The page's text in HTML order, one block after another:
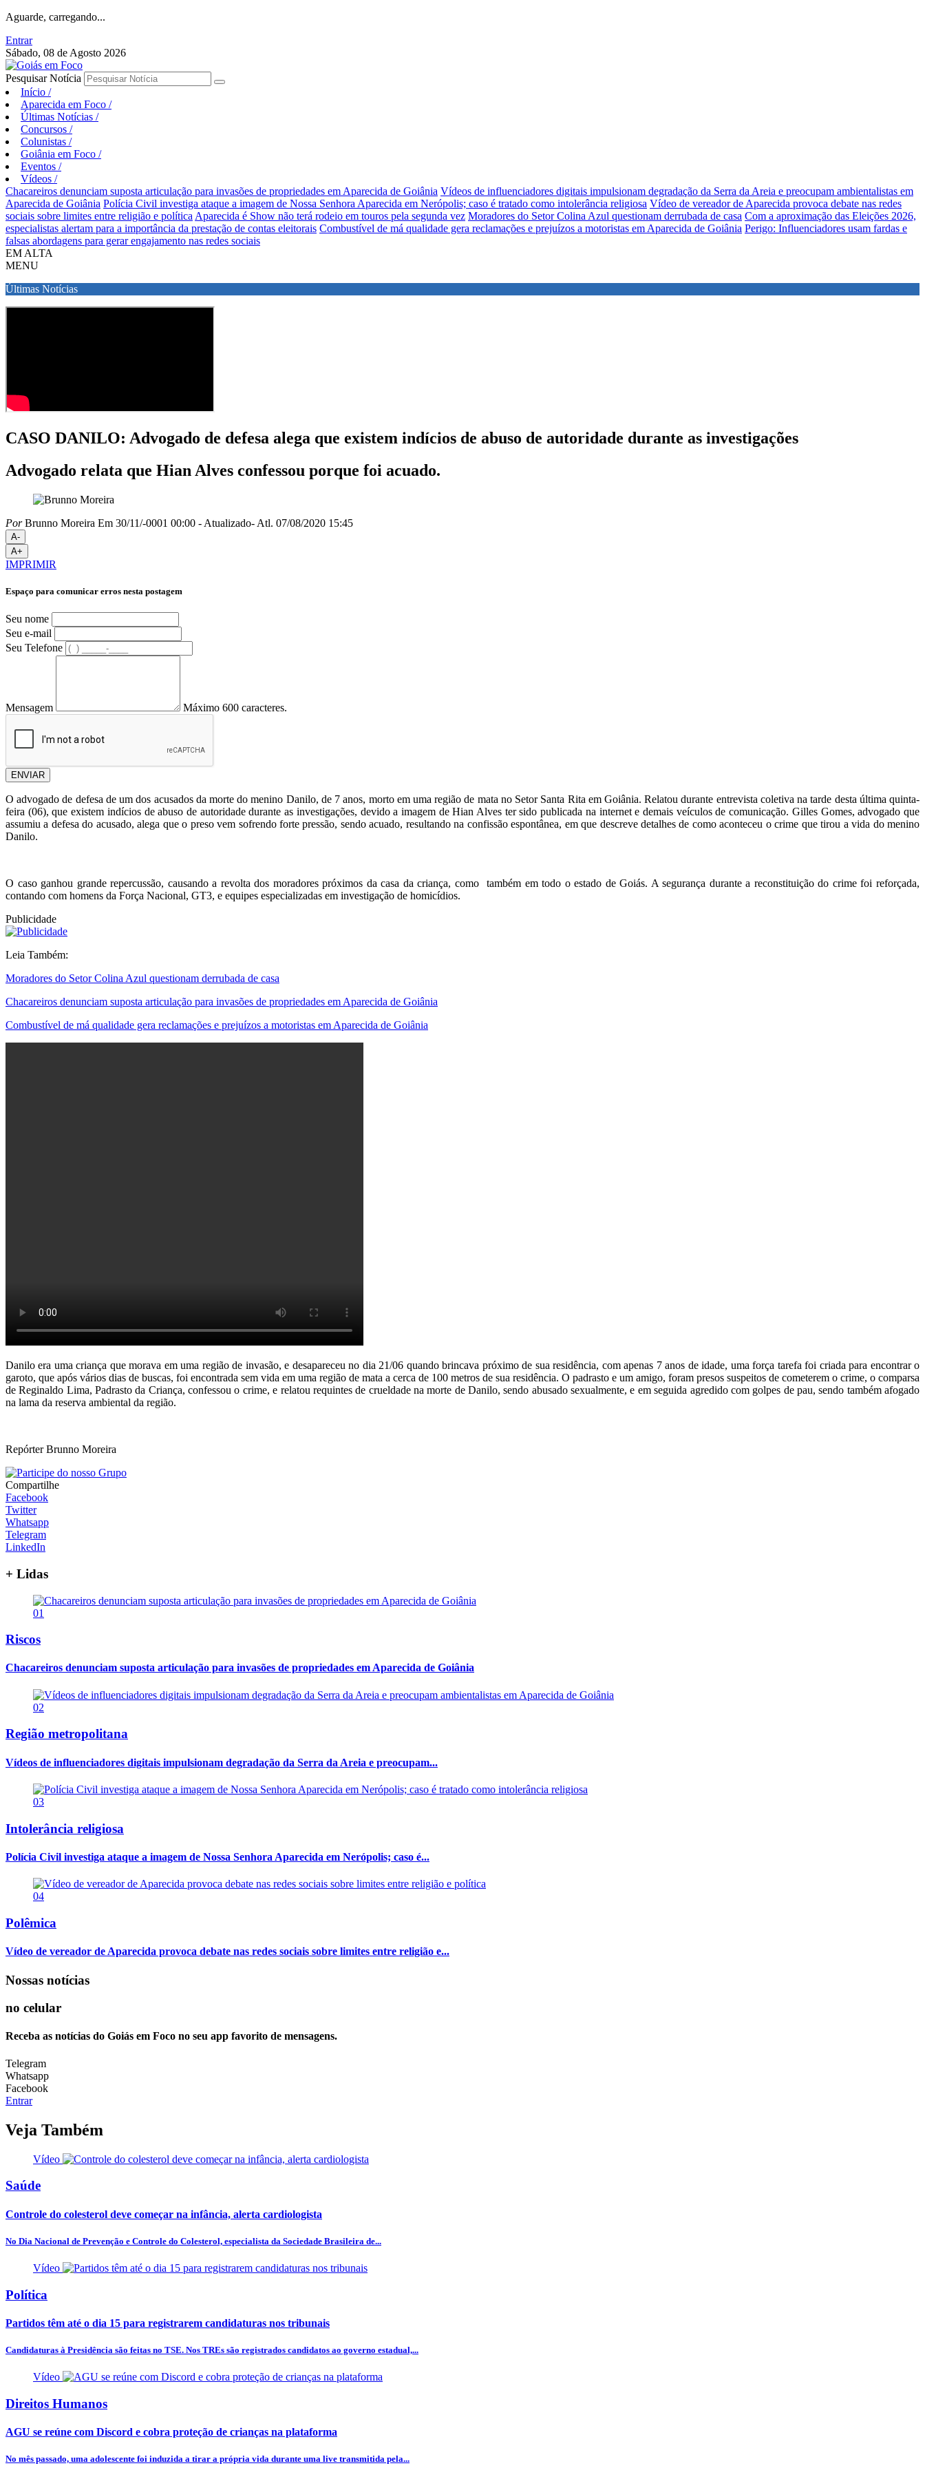
Aguarde, carregando...
Entrar
Sábado, 08 de Agosto 2026
Pesquisar Notícia
Início /
Aparecida em Foco /
Últimas Notícias /
Concursos /
Colunistas /
Goiânia em Foco /
Eventos /
Vídeos /
Chacareiros denunciam suposta articulação para invasões de propriedades em Aparecida de Goiânia Vídeos de influenciadores digitais impulsionam degradação da Serra da Areia e preocupam ambientalistas em
Aparecida de Goiânia Polícia Civil investiga ataque a imagem de Nossa Senhora Aparecida em Nerópolis; caso é tratado como intolerância religiosa Vídeo de vereador de Aparecida provoca debate nas redes
sociais sobre limites entre religião e política Aparecida é Show não terá rodeio em touros pela segunda vez Moradores do Setor Colina Azul questionam derrubada de casa Com a aproximação das Eleições 2026,
especialistas alertam para a importância da prestação de contas eleitorais Combustível de má qualidade gera reclamações e prejuízos a motoristas em Aparecida de Goiânia Perigo: Influenciadores usam fardas e
falsas abordagens para gerar engajamento nas redes sociais
EM ALTA
MENU
Últimas Notícias
CASO DANILO: Advogado de defesa alega que existem indícios de abuso de autoridade durante as investigações
Advogado relata que Hian Alves confessou porque foi acuado.
PorBrunno Moreira Em 30/11/-0001 00:00 - Atualizado- Atl. 07/08/2020 15:45
A-
A+
IMPRIMIR
Espaço para comunicar erros nesta postagem
Seu nome
Seu e-mail
Seu Telefone
Mensagem Máximo 600 caracteres.
ENVIAR
O advogado de defesa de um dos acusados da morte do menino Danilo, de 7 anos, morto em uma região de mata no Setor Santa Rita em Goiânia. Relatou durante entrevista coletiva na tarde desta última quinta-
feira (06), que existem indícios de abuso de autoridade durante as investigações, devido a imagem de Hian Alves ter sido publicada na internet e demais veículos de comunicação. Gilles Gomes, advogado que
assumiu a defesa do acusado, alega que o preso vem sofrendo forte pressão, sendo acuado, resultando na confissão espontânea, em que descreve detalhes de como aconteceu o crime que tirou a vida do menino
Danilo.
O caso ganhou grande repercussão, causando a revolta dos moradores próximos da casa da criança, como também em todo o estado de Goiás. A segurança durante a reconstituição do crime foi reforçada,
contando com homens da Força Nacional, GT3, e equipes especializadas em investigação de homicídios.
Publicidade
Leia Também:
Moradores do Setor Colina Azul questionam derrubada de casa
Chacareiros denunciam suposta articulação para invasões de propriedades em Aparecida de Goiânia
Combustível de má qualidade gera reclamações e prejuízos a motoristas em Aparecida de Goiânia
Danilo era uma criança que morava em uma região de invasão, e desapareceu no dia 21/06 quando brincava próximo de sua residência, com apenas 7 anos de idade, uma força tarefa foi criada para encontrar o
garoto, que após vários dias de buscas, foi encontrada sem vida em uma região de mata a cerca de 100 metros de sua residência. O padrasto e um amigo, foram presos suspeitos de cometerem o crime, o comparsa
de Reginaldo Lima, Padrasto da Criança, confessou o crime, e relatou requintes de crueldade na morte de Danilo, sendo abusado sexualmente, e em seguida agredido com golpes de pau, sendo também afogado
na lama da reserva ambiental da região.
Repórter Brunno Moreira
Compartilhe
Facebook
Twitter
Whatsapp
Telegram
LinkedIn
+ Lidas
01
Riscos
Chacareiros denunciam suposta articulação para invasões de propriedades em Aparecida de Goiânia
02
Região metropolitana
Vídeos de influenciadores digitais impulsionam degradação da Serra da Areia e preocupam...
03
Intolerância religiosa
Polícia Civil investiga ataque a imagem de Nossa Senhora Aparecida em Nerópolis; caso é...
04
Polêmica
Vídeo de vereador de Aparecida provoca debate nas redes sociais sobre limites entre religião e...
Nossas notícias
no celular
Receba as notícias do Goiás em Foco no seu app favorito de mensagens.
Telegram
Whatsapp
Facebook
Entrar
Veja Também
Vídeo
Saúde
Controle do colesterol deve começar na infância, alerta cardiologista
No Dia Nacional de Prevenção e Controle do Colesterol, especialista da Sociedade Brasileira de...
Vídeo
Política
Partidos têm até o dia 15 para registrarem candidaturas nos tribunais
Candidaturas à Presidência são feitas no TSE. Nos TREs são registrados candidatos ao governo estadual,...
Vídeo
Direitos Humanos
AGU se reúne com Discord e cobra proteção de crianças na plataforma
No mês passado, uma adolescente foi induzida a tirar a própria vida durante uma live transmitida pela...